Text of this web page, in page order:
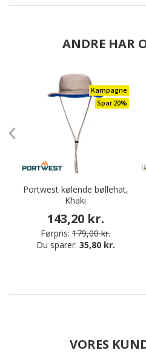
ANDRE HAR
Kampagne
Spar 20%
Portwest kølende bøllehat,
Khaki
143,20 kr.
Førpris: 179,00 kr.
Du sparer: 35,80 kr.
VORES